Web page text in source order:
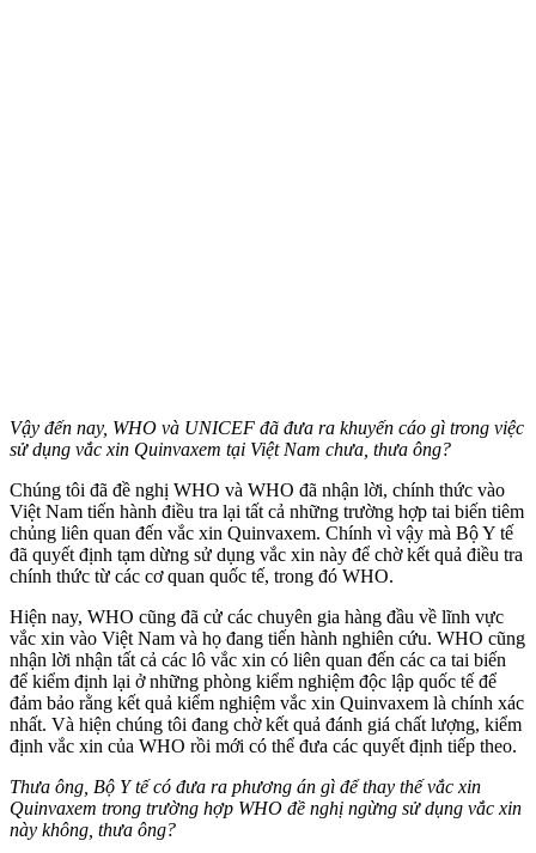
Vậy đến nay, WHO và UNICEF đã đưa ra khuyến cáo gì trong việc
sử dụng vắc xin Quinvaxem tại Việt Nam chưa, thưa ông?
Chúng tôi đã đề nghị WHO và WHO đã nhận lời, chính thức vào
Việt Nam tiến hành điều tra lại tất cả những trường hợp tai biến tiêm
chủng liên quan đến vắc xin Quinvaxem. Chính vì vậy mà Bộ Y tế
đã quyết định tạm dừng sử dụng vắc xin này để chờ kết quả điều tra
chính thức từ các cơ quan quốc tế, trong đó WHO.
Hiện nay, WHO cũng đã cử các chuyên gia hàng đầu về lĩnh vực
vắc xin vào Việt Nam và họ đang tiến hành nghiên cứu. WHO cũng
nhận lời nhận tất cả các lô vắc xin có liên quan đến các ca tai biến
để kiểm định lại ở những phòng kiểm nghiệm độc lập quốc tế để
đảm bảo rằng kết quả kiểm nghiệm vắc xin Quinvaxem là chính xác
nhất. Và hiện chúng tôi đang chờ kết quả đánh giá chất lượng, kiểm
định vắc xin của WHO rồi mới có thể đưa các quyết định tiếp theo.
Thưa ông, Bộ Y tế có đưa ra phương án gì để thay thế vắc xin
Quinvaxem trong trường hợp WHO đề nghị ngừng sử dụng vắc xin
này không, thưa ông?